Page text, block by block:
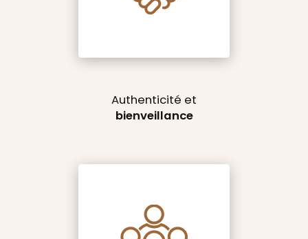
Authenticité et
bienveillance